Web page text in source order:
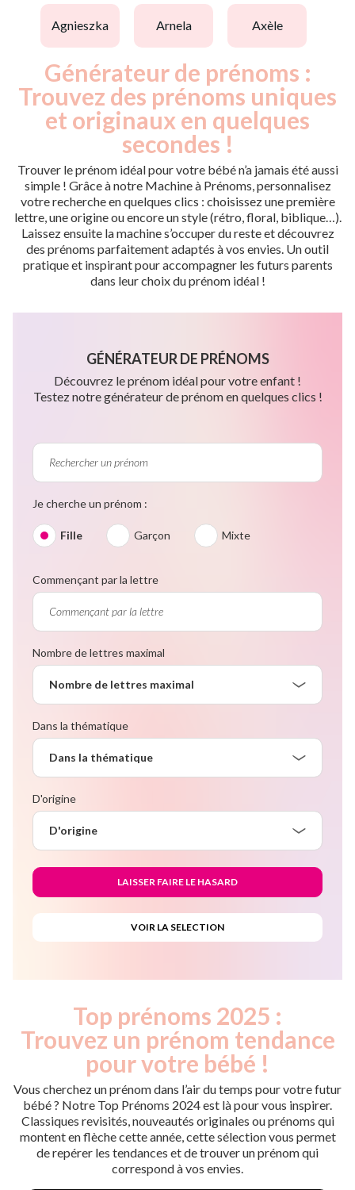
agnieszka arnela axèle
Générateur de prénoms :
Trouvez des prénoms uniques
et originaux en quelques
secondes !
Trouver le prénom idéal pour votre bébé n’a jamais été aussi
simple ! Grâce à notre Machine à Prénoms, personnalisez
votre recherche en quelques clics : choisissez une première
lettre, une origine ou encore un style (rétro, floral, biblique…).
Laissez ensuite la machine s’occuper du reste et découvrez
des prénoms parfaitement adaptés à vos envies. Un outil
pratique et inspirant pour accompagner les futurs parents
dans leur choix du prénom idéal !
GÉNÉRATEUR DE PRÉNOMS
Découvrez le prénom idéal pour votre enfant !
Testez notre générateur de prénom en quelques clics !
Je cherche un prénom :
Fille Garçon Mixte
Commençant par la lettre
Nombre de lettres maximal
Nombre de lettres maximal
Dans la thématique
Dans la thématique
D'origine
D'origine
Top prénoms 2025 :
Trouvez un prénom tendance
pour votre bébé !
Vous cherchez un prénom dans l’air du temps pour votre futur
bébé ? Notre Top Prénoms 2024 est là pour vous inspirer.
Classiques revisités, nouveautés originales ou prénoms qui
montent en flèche cette année, cette sélection vous permet
de repérer les tendances et de trouver un prénom qui
correspond à vos envies.